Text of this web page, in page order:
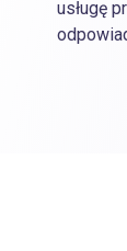
usługę